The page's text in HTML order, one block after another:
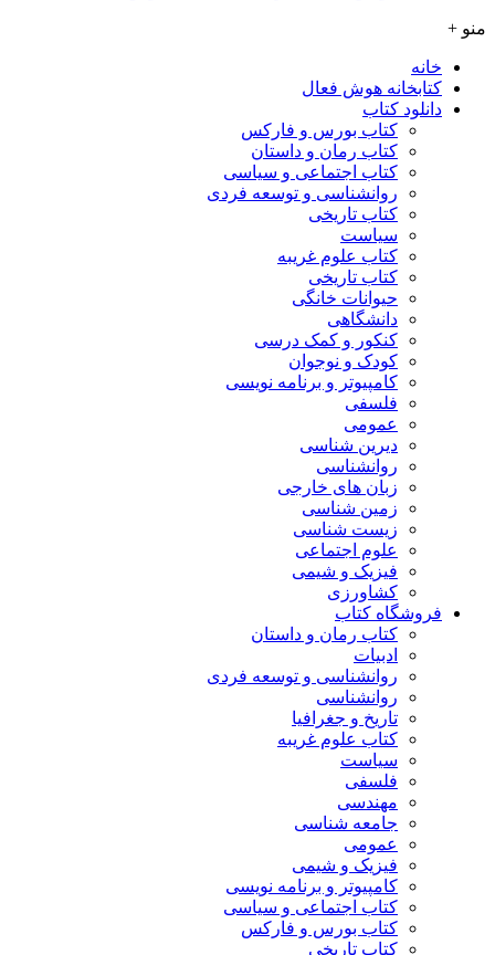
منو +
خانه
کتابخانه هوش فعال
دانلود کتاب
کتاب بورس و فارکس
کتاب رمان و داستان
کتاب اجتماعی و سیاسی
روانشناسی و توسعه فردی
کتاب تاریخی
سیاست
کتاب علوم غریبه
کتاب تاریخی
حیوانات خانگی
دانشگاهی
کنکور و کمک‌ درسی
کودک و نوجوان
کامپیوتر و برنامه نویسی
فلسفی
عمومی
دیرین شناسی
روانشناسی
زبان های خارجی
زمین شناسی
زیست شناسی
علوم اجتماعی
فیزیک و شیمی
کشاورزی
فروشگاه کتاب
کتاب رمان و داستان
ادبیات
روانشناسی و توسعه فردی
روانشناسی
تاریخ و جغرافیا
کتاب علوم غریبه
سیاست
فلسفی
مهندسی
جامعه شناسی
عمومی
فیزیک و شیمی
کامپیوتر و برنامه نویسی
کتاب اجتماعی و سیاسی
کتاب بورس و فارکس
کتاب تاریخی